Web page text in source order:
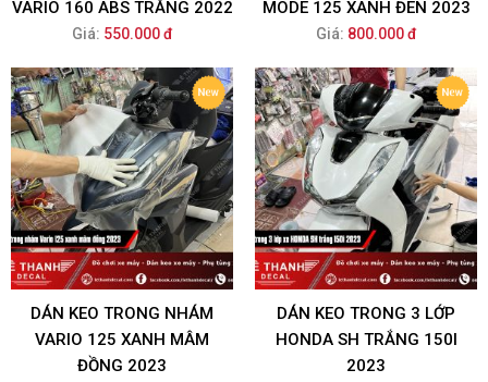
VARIO 160 ABS TRẮNG 2022
Giá: 550.000 đ
MODE 125 XANH ĐEN 2023
Giá: 800.000 đ
DÁN KEO TRONG NHÁM
VARIO 125 XANH MÂM
ĐỒNG 2023
DÁN KEO TRONG 3 LỚP
HONDA SH TRẮNG 150I
2023